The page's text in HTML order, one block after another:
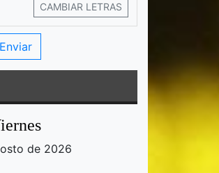
CAMBIAR LETRAS
de 2026